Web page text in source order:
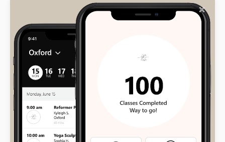
At vero eos et accusamus et iusto
odio dignissimos ducimus qui
blanditiis praesentium voluptatum
deleniti atque corrupti quos dolores
✕